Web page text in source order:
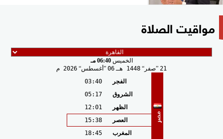
مواقيت الصلاة
الخميس06:40 مـ
21 صفر 1448 هـ 06 أغسطس 2026 م
مصر
الفجر
03:40
الشروق
05:17
الظهر
12:01
العصر
15:38
المغرب
18:45